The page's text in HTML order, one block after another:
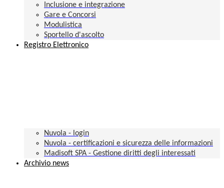
Inclusione e integrazione
Gare e Concorsi
Modulistica
Sportello d'ascolto
Registro Elettronico
Nuvola - login
Nuvola - certificazioni e sicurezza delle informazioni
Madisoft SPA - Gestione diritti degli interessati
Archivio news